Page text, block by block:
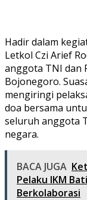
Hadir dalam
Letkol Czi Arief
anggota TNI dan
Bojonegoro.
mengiringi
doa bersama
seluruh anggota
negara.
BACA JUGA
Pelaku IKM
Berkolaborasi